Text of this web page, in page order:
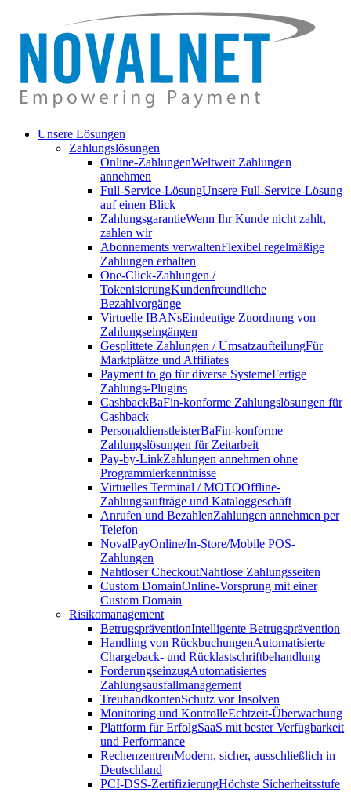
Unsere Lösungen
Zahlungslösungen
Online-ZahlungenWeltweit Zahlungen
annehmen
Full-Service-LösungUnsere Full-Service-Lösung
auf einen Blick
ZahlungsgarantieWenn Ihr Kunde nicht zahlt,
zahlen wir
Abonnements verwaltenFlexibel regelmäßige
Zahlungen erhalten
One-Click-Zahlungen /
TokenisierungKundenfreundliche
Bezahlvorgänge
Virtuelle IBANsEindeutige Zuordnung von
Zahlungseingängen
Gesplittete Zahlungen / UmsatzaufteilungFür
Marktplätze und Affiliates
Payment to go für diverse SystemeFertige
Zahlungs-Plugins
CashbackBaFin-konforme Zahlungslösungen für
Cashback
PersonaldienstleisterBaFin-konforme
Zahlungslösungen für Zeitarbeit
Pay-by-LinkZahlungen annehmen ohne
Programmierkenntnisse
Virtuelles Terminal / MOTOOffline-
Zahlungsaufträge und Kataloggeschäft
Anrufen und BezahlenZahlungen annehmen per
Telefon
NovalPayOnline/In-Store/Mobile POS-
Zahlungen
Nahtloser CheckoutNahtlose Zahlungsseiten
Custom DomainOnline-Vorsprung mit einer
Custom Domain
Risikomanagement
BetrugspräventionIntelligente Betrugsprävention
Handling von RückbuchungenAutomatisierte
Chargeback- und Rücklastschriftbehandlung
ForderungseinzugAutomatisiertes
Zahlungsausfallmanagement
TreuhandkontenSchutz vor Insolven
Monitoring und KontrolleEchtzeit-Überwachung
Plattform für ErfolgSaaS mit bester Verfügbarkeit
und Performance
RechenzentrenModern, sicher, ausschließlich in
Deutschland
PCI-DSS-ZertifizierungHöchste Sicherheitsstufe